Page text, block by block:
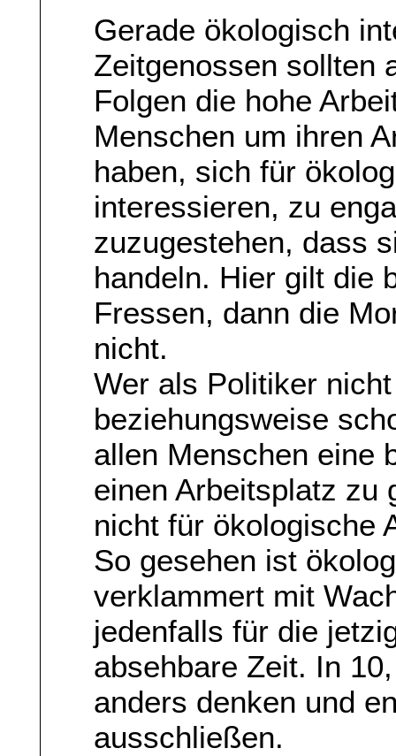
Gerade ökologisch
Zeitgenossen sollten
Folgen die hohe
Menschen um ihren
haben, sich für
interessieren, zu
zuzugestehen, dass
handeln. Hier gilt die
Fressen, dann die
nicht.
Wer als Politiker
beziehungsweise
allen Menschen eine
einen Arbeitsplatz zu
nicht für ökologische
So gesehen ist
verklammert mit
jedenfalls für die
absehbare Zeit. In
anders denken und
ausschließen.